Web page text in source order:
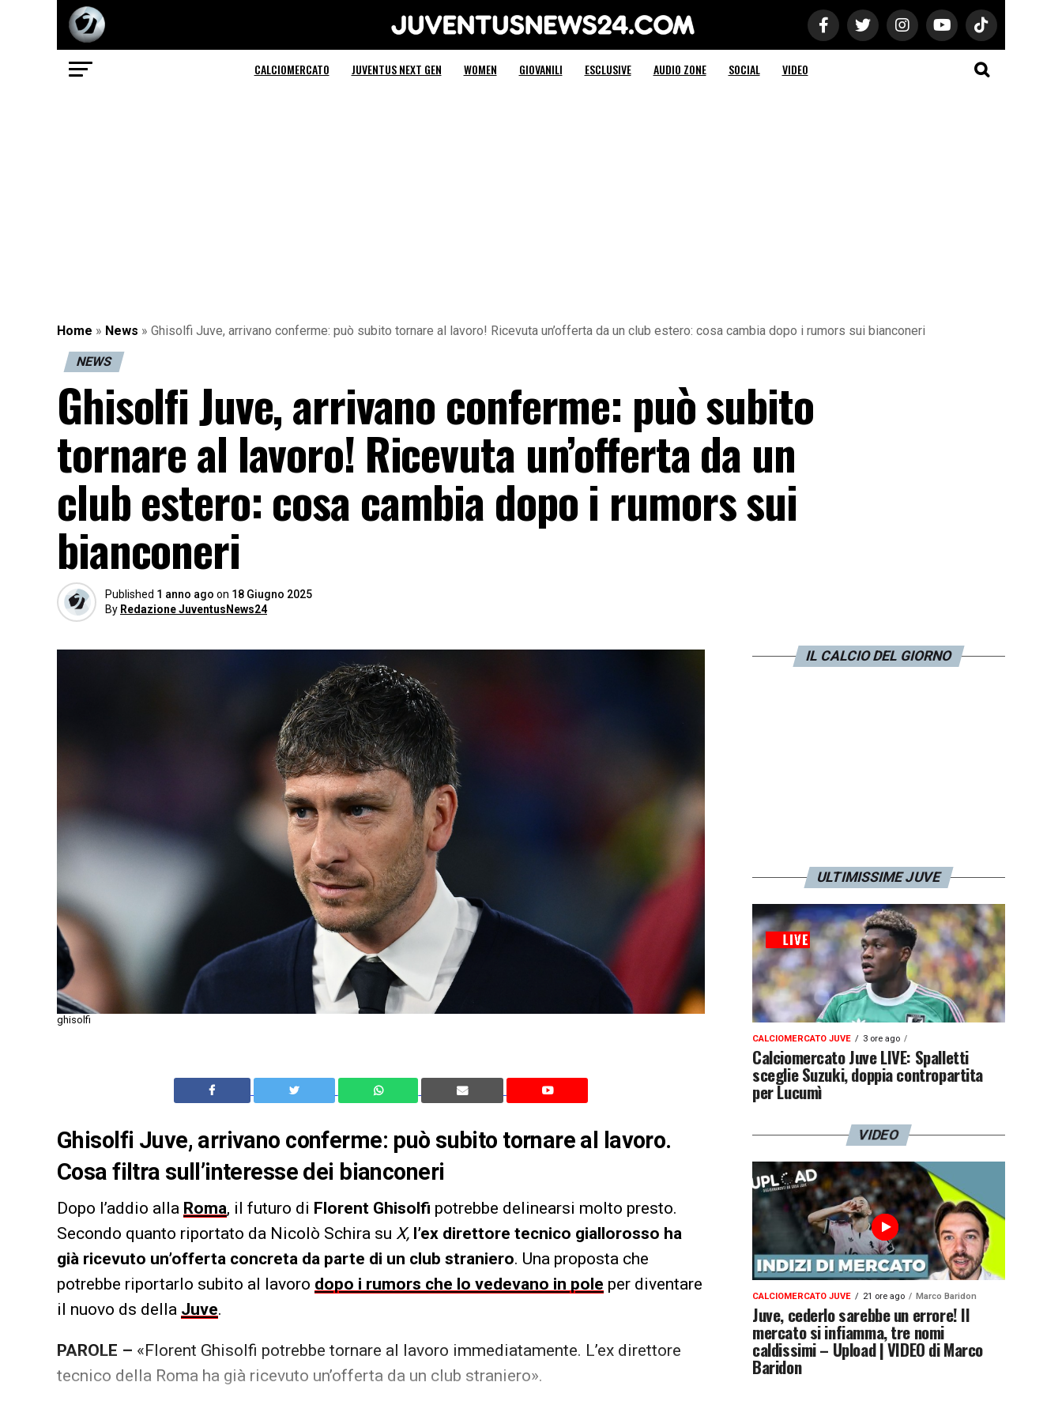
Juventus News 24
CALCIOMERCATO JUVENTUS NEXT GEN WOMEN GIOVANILI ESCLUSIVE AUDIO ZONE SOCIAL VIDEO
Home » News » Ghisolfi Juve, arrivano conferme: può subito tornare al lavoro! Ricevuta un’offerta da un club estero: cosa cambia dopo i rumors sui bianconeri
NEWS
Ghisolfi Juve, arrivano conferme: può subito
tornare al lavoro! Ricevuta un’offerta da un
club estero: cosa cambia dopo i rumors sui
bianconeri
Published 1 anno ago on 18 Giugno 2025
By Redazione JuventusNews24
ghisolfi
Ghisolfi Juve, arrivano conferme: può subito tornare al lavoro.
Cosa filtra sull’interesse dei bianconeri
Dopo l’addio alla Roma, il futuro di Florent Ghisolfi potrebbe delinearsi molto presto.
Secondo quanto riportato da Nicolò Schira su X, l’ex direttore tecnico giallorosso ha
già ricevuto un’offerta concreta da parte di un club straniero. Una proposta che
potrebbe riportarlo subito al lavoro dopo i rumors che lo vedevano in pole per diventare
il nuovo ds della Juve.
PAROLE – «Florent Ghisolfi potrebbe tornare al lavoro immediatamente. L’ex direttore
tecnico della Roma ha già ricevuto un’offerta da un club straniero».
IL CALCIO DEL GIORNO
ULTIMISSIME JUVE
CALCIOMERCATO JUVE 3 ore ago
Calciomercato Juve LIVE: Spalletti
sceglie Suzuki, doppia contropartita
per Lucumì
VIDEO
CALCIOMERCATO JUVE 21 ore ago Marco Baridon
Juve, cederlo sarebbe un errore! Il
mercato si infiamma, tre nomi
caldissimi – Upload | VIDEO di Marco
Baridon